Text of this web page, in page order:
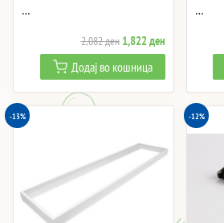
…
2,082ден Original
price
was:
2,082 ден.
1,822денCurrent
price
is:
1,822 ден.
Додај во кошница
…
-13% -12%